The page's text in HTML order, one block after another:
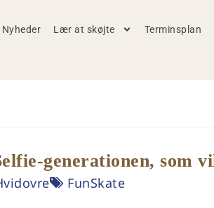
Nyheder Lær at skøjte Terminsplan
generationen, som
FunSkate